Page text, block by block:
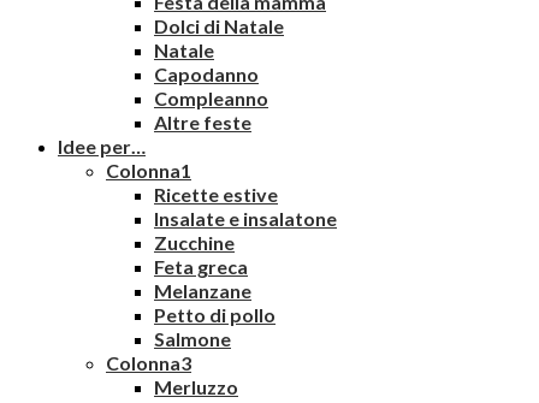
Dolci di Natale
Natale
Capodanno
Compleanno
Altre feste
Idee per…
Colonna1
Ricette estive
Insalate e insalatone
Zucchine
Feta greca
Melanzane
Petto di pollo
Salmone
Colonna3
Merluzzo